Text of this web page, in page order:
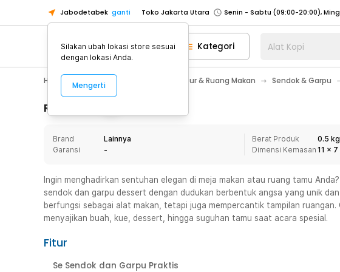
Jabodetabek ganti Toko Jakarta Utara
Toko Tangerang
Toko Cikupa
Pick n Go Jakarta Barat
Senin - Jumat (07:00 -
Pick n Go Bekasi
Senin - Jumat (08:00 - 20:00),
Senin - Jumat (08:00 - 20:00),
Senin - Sabtu (09:00-20:00),
Senin - Sabtu (09:00-20:00),
Toko Tangerang
Toko Cikupa
Pick n Go Jakarta Barat
Senin - Jumat (07:00 -
Senin - Jumat (08:00 - 20:00),
Kategori Alat Kopi
Home Appliance Perlengkapan Dapur & Ruang Makan Sendok & Garpu
Rincian Produk
Brand
Lainnya
Garansi
-
Berat Produk
0.5 kg
Dimensi Kemasan 11 x 7
Ingin menghadirkan sentuhan elegan di meja makan atau ruang tamu
sendok dan garpu dessert dengan dudukan berbentuk angsa yang unik
berfungsi sebagai alat makan, tetapi juga mempercantik tampilan
menyajikan buah, kue, dessert, hingga suguhan tamu saat acara spesial.
Fitur
Se Sendok dan Garpu Praktis
Silakan ubah lokasi store sesuai
dengan lokasi Anda.
Mengerti